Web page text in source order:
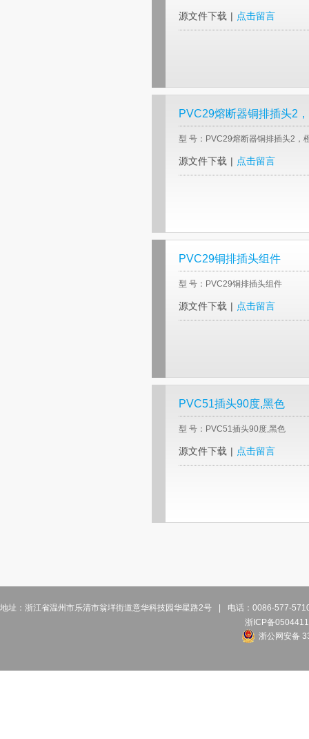
源文件下载 | 点击留言
PVC29熔断器铜排插头2
型 号：PVC29熔断器铜排插头2，
源文件下载 | 点击留言
PVC29铜排插头组件
型 号：PVC29铜排插头组件
源文件下载 | 点击留言
PVC51插头90度,黑色
型 号：PVC51插头90度,黑色
源文件下载 | 点击留言
地址：浙江省温州市乐清市翁垟街道意华科技园华星路2号
电话：0086-577-
浙ICP备
浙公网安备